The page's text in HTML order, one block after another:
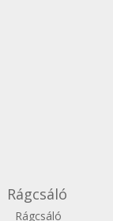
Rágcsáló
Rágcsáló